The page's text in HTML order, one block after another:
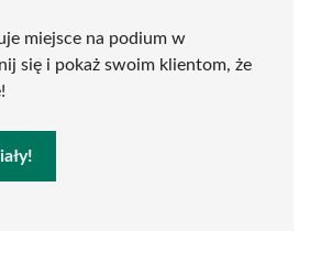
miejsce na podium w
się i pokaż swoim klientom, że